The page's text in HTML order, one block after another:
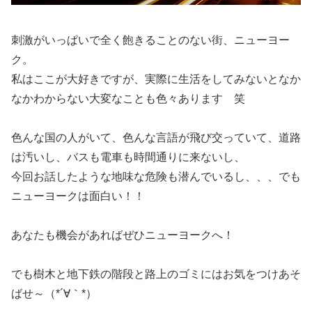
刺激がいっぱいで全く飽きることのない街、ニューヨー
ク。
私はここが大好きですが、実際に生活をしてみないとなか
なかわからない大変なことも色々あります 笑
色んな国の人がいて、色んな言語が飛び交っていて、道路
は汚いし、バスも電車も時間通りに来ないし、
今回お話したような地味な危険も潜んでいるし、、、でも
ニューヨークは面白い！！
あなたも機会があればぜひニューヨークへ！
でも樹木と地下鉄の階段と路上のゴミにはお気をつけあそ
ばせ～（*´∀｀*）